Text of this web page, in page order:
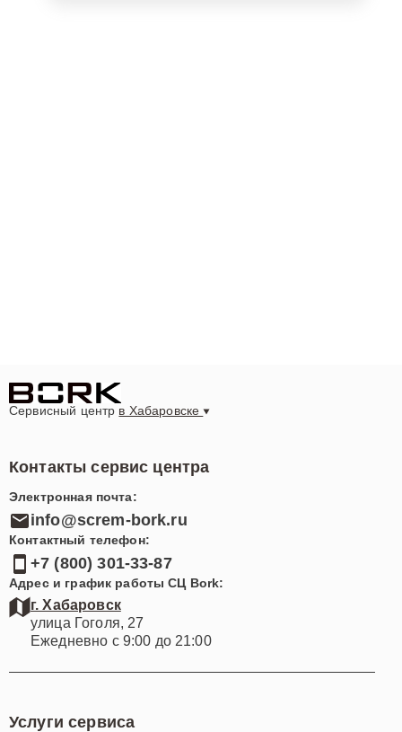
Сервисный центр в Хабаровске
Контакты сервис центра
Электронная почта:
info@screm-bork.ru
Контактный телефон:
+7 (800) 301-33-87
Адрес и график работы СЦ Bork:
г. Хабаровск
улица Гоголя, 27
Ежедневно с 9:00 до 21:00
Услуги сервиса